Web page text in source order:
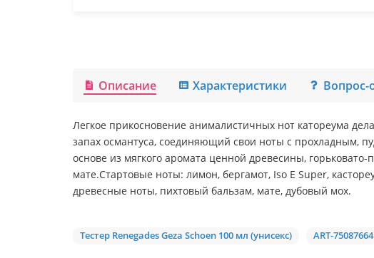
Описание Характеристики Вопрос-
Легкое прикосновение анималистичных нот катореума
запах османтуса, соединяющий свои ноты с прохладным,
основе из мягкого аромата ценной древесины,
мате.Стартовые ноты: лимон, бергамот, Iso E Super,
древесные ноты, пихтовый бальзам, мате, дубовый мох.
Тестер Renegades Geza Schoen 100 мл (унисекс) ART-75087664